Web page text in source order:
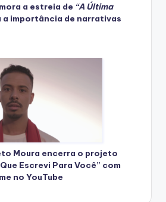
a estreia de “A Última
importância de narrativas
Moura encerra o projeto
Escrevi Para Você” com
no YouTube